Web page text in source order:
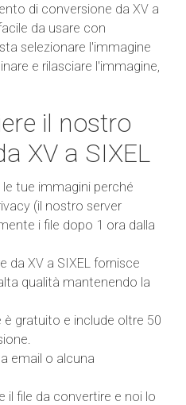
di conversione da XV a
da usare con
selezionare l'immagine
e rilasciare l'immagine,
il nostro
XV a SIXEL
tue immagini perché
(il nostro server
i file dopo 1 ora dalla
da XV a SIXEL fornisce
qualità mantenendo la
gratuito e include oltre 50
email o alcuna
il file da convertire e noi lo